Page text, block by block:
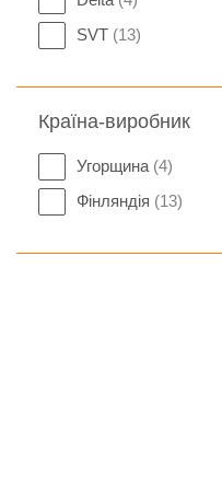
SVT (13)
Країна-виробник
Угорщина (4)
Фінляндія (13)